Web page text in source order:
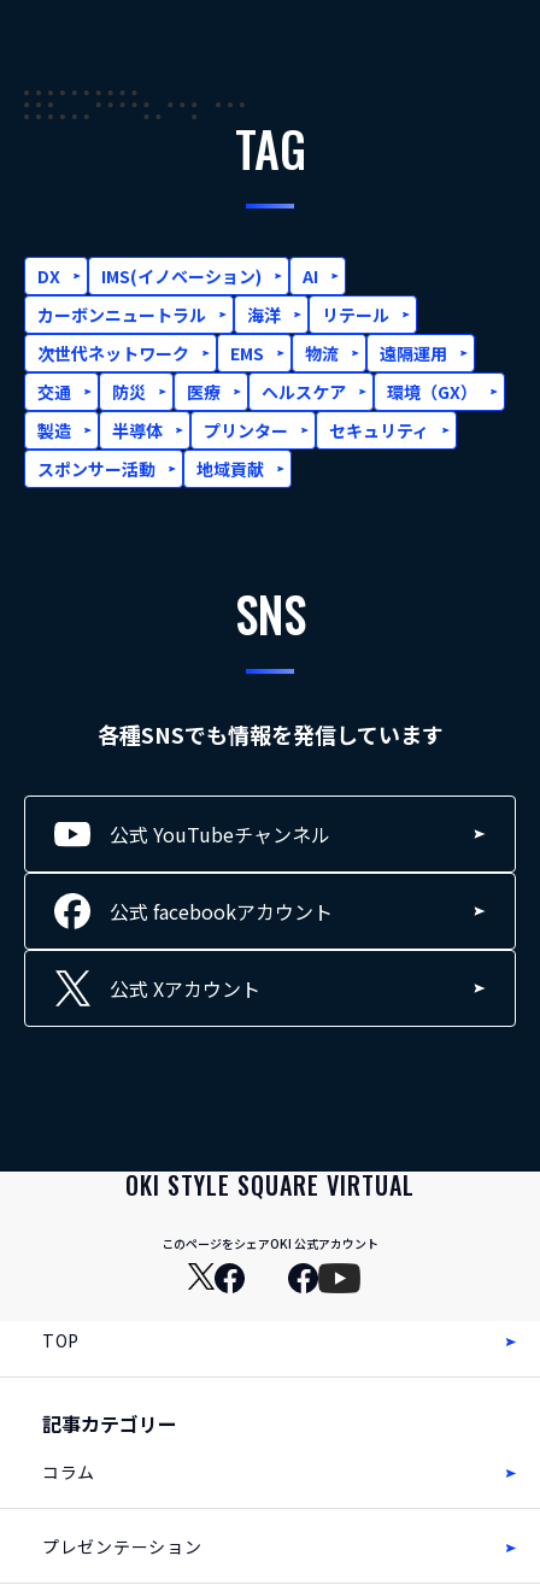
TAG
DX IMS(イノベーション)
AI
カーボンニュートラル
海洋
リテール
次世代ネットワーク
EMS 物流
遠隔運用
交通
防災 医療 ヘルスケア
環境（GX）
製造
半導体 プリンター
セキュリティ
スポンサー活動
地域貢献
SNS
各種SNSでも情報を発信しています
公式 YouTubeチャンネル
公式 facebookアカウント
公式 Xアカウント
OKI STYLE SQUARE VIRTUAL
このページをシェアOKI 公式アカウント
TOP
記事カテゴリー
コラム
プレゼンテーション